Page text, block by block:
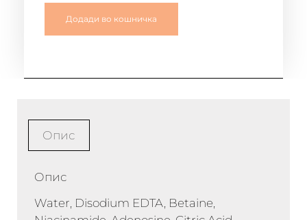
Додади во кошничка
Опис
Опис
Water, Disodium EDTA, Betaine,